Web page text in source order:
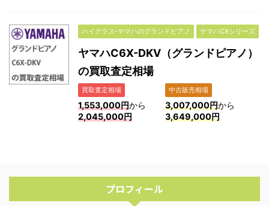
ハイクラス-ヤマハのグランドピアノ ヤマハCXシリーズ
ヤマハC6X-DKV（グランドピアノ）
の買取査定相場
買取査定相場
1,553,000円から
2,045,000円
中古販売相場
3,007,000円から
3,649,000円
プロフィール